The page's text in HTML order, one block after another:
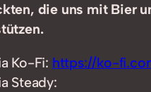
die uns mit Bier
Ko-Fi: https://ko-
Steady: